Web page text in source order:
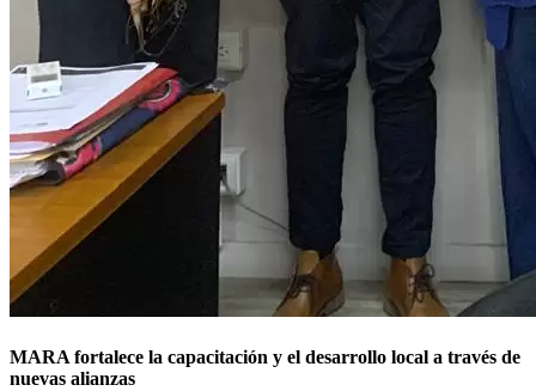
MARA fortalece la capacitación y el desarrollo local a través de
nuevas alianzas